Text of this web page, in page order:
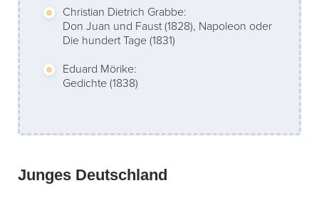
Christian Dietrich Grabbe:
Don Juan und Faust (1828), Napoleon oder
Die hundert Tage (1831)
Eduard Mörike:
Gedichte (1838)
Junges Deutschland